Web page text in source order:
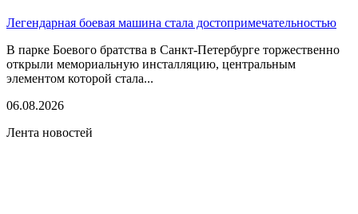
Легендарная боевая машина стала достопримечательностью
В парке Боевого братства в Санкт-Петербурге торжественно
открыли мемориальную инсталляцию, центральным
элементом которой стала...
06.08.2026
Лента новостей